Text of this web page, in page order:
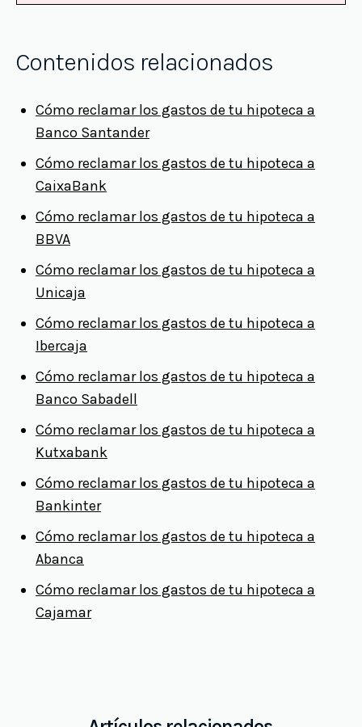
Contenidos relacionados
Cómo reclamar los gastos de tu hipoteca a
Banco Santander
Cómo reclamar los gastos de tu hipoteca a
CaixaBank
Cómo reclamar los gastos de tu hipoteca a
BBVA
Cómo reclamar los gastos de tu hipoteca a
Unicaja
Cómo reclamar los gastos de tu hipoteca a
Ibercaja
Cómo reclamar los gastos de tu hipoteca a
Banco Sabadell
Cómo reclamar los gastos de tu hipoteca a
Kutxabank
Cómo reclamar los gastos de tu hipoteca a
Bankinter
Cómo reclamar los gastos de tu hipoteca a
Abanca
Cómo reclamar los gastos de tu hipoteca a
Cajamar